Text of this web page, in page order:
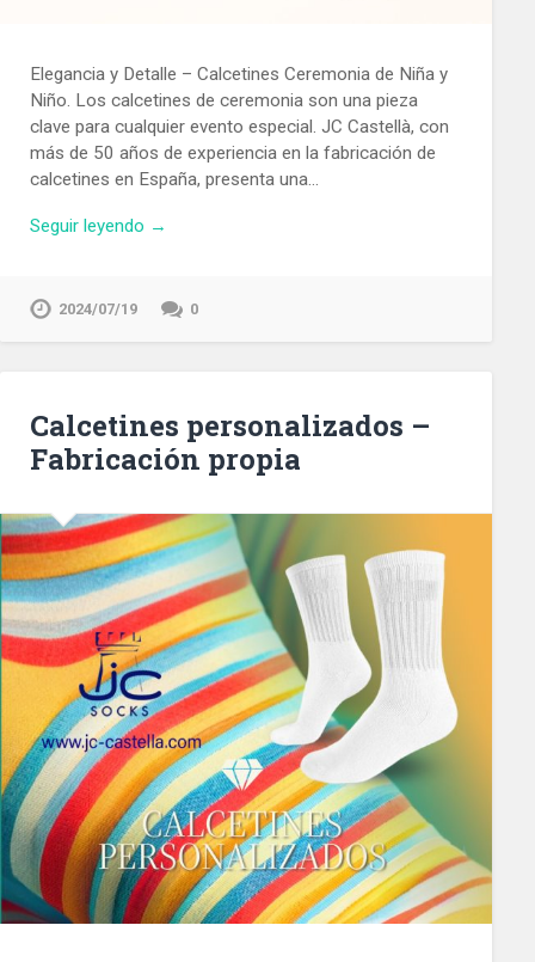
Elegancia y Detalle – Calcetines Ceremonia de Niña y
Niño. Los calcetines de ceremonia son una pieza
clave para cualquier evento especial. JC Castellà, con
más de 50 años de experiencia en la fabricación de
calcetines en España, presenta una…
Seguir leyendo →
2024/07/19 0
Calcetines personalizados –
Fabricación propia